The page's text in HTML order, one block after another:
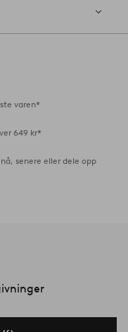
varen*
649 kr*
senere eller dele opp